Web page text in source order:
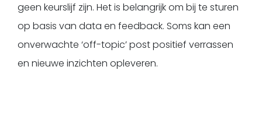
geen keurslijf zijn. Het is belangrijk om bij te sturen
op basis van data en feedback. Soms kan een
onverwachte ‘off-topic’ post positief verrassen
en nieuwe inzichten opleveren.